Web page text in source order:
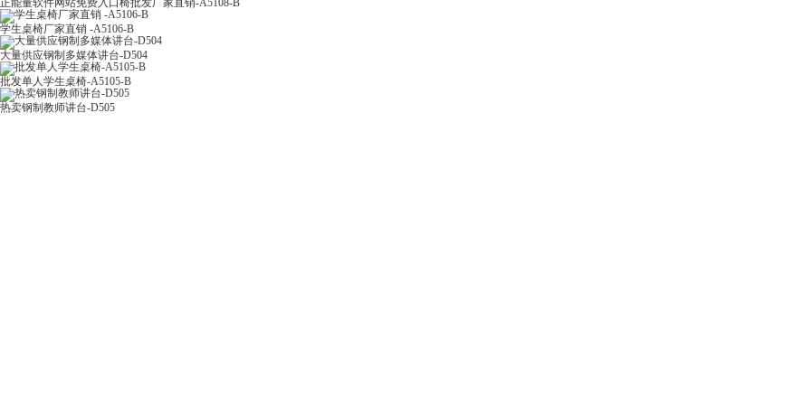
正能量软件网站免费入口椅批发厂家直销-A5108-B
学生桌椅厂家直销 -A5106-B
大量供应钢制多媒体讲台-D504
批发单人学生桌椅-A5105-B
热卖钢制教师讲台-D505